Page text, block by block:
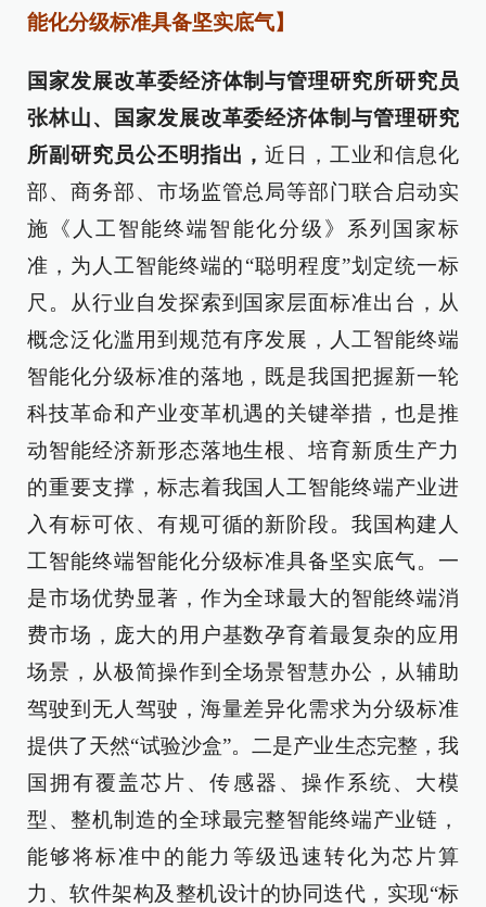
能化分级标准具备坚实底气】
国家发展改革委经济体制与管理研究所研究员
张林山、国家发展改革委经济体制与管理研究
所副研究员公丕明指出，近日，工业和信息化
部、商务部、市场监管总局等部门联合启动实
施《人工智能终端智能化分级》系列国家标
准，为人工智能终端的“聪明程度”划定统一标
尺。从行业自发探索到国家层面标准出台，从
概念泛化滥用到规范有序发展，人工智能终端
智能化分级标准的落地，既是我国把握新一轮
科技革命和产业变革机遇的关键举措，也是推
动智能经济新形态落地生根、培育新质生产力
的重要支撑，标志着我国人工智能终端产业进
入有标可依、有规可循的新阶段。我国构建人
工智能终端智能化分级标准具备坚实底气。一
是市场优势显著，作为全球最大的智能终端消
费市场，庞大的用户基数孕育着最复杂的应用
场景，从极简操作到全场景智慧办公，从辅助
驾驶到无人驾驶，海量差异化需求为分级标准
提供了天然“试验沙盒”。二是产业生态完整，我
国拥有覆盖芯片、传感器、操作系统、大模
型、整机制造的全球最完整智能终端产业链，
能够将标准中的能力等级迅速转化为芯片算
力、软件架构及整机设计的协同迭代，实现“标